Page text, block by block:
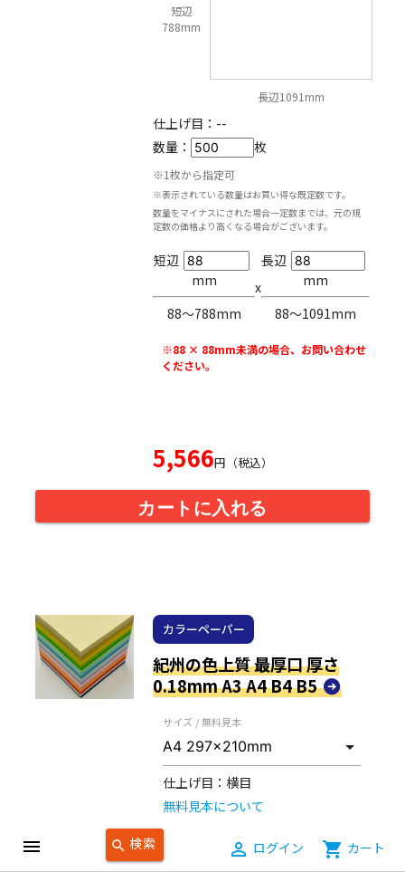
menu search 検索 person_outline ログイン shopping_cart カート
短辺
788mm
長辺1091mm
仕上げ目： --
数量：
枚
※1枚から指定可
※表示されている数量はお買い得な既定数です。
数量をマイナスにされた場合一定数までは、元の規
定数の価格より高くなる場合がございます。
短辺
mm
88〜788mm
x
長辺
mm
88〜1091mm
※88 × 88mm未満の場合、お問い合わせ
ください。
5,566円（税込）
カートに入れる
カラーペーパー
紀州の色上質 最厚口 厚さ
0.18mm A3 A4 B4 B5
サイズ / 無料見本
仕上げ目： 横目
無料見本について
色